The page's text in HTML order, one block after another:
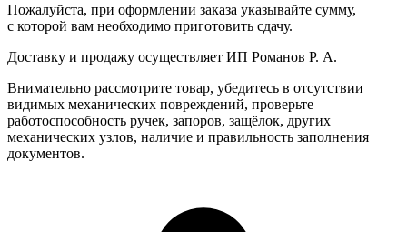
Пожалуйста, при оформлении заказа указывайте сумму,
с которой вам необходимо приготовить сдачу.
Доставку и продажу осуществляет ИП Романов Р. А.
Внимательно рассмотрите товар, убедитесь в отсутствии
видимых механических повреждений, проверьте
работоспособность ручек, запоров, защёлок, других
механических узлов, наличие и правильность заполнения
документов.